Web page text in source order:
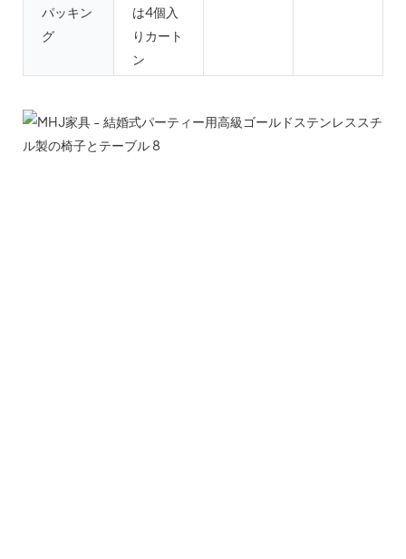
パッキン
グ
は4個入
りカート
ン